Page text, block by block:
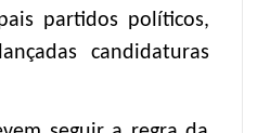
partidos políticos,
candidaturas